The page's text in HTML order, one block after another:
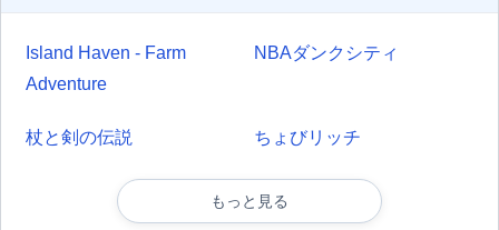
Island Haven - Farm
Adventure
NBAダンクシティ
杖と剣の伝説 ちょびリッチ
もっと見る